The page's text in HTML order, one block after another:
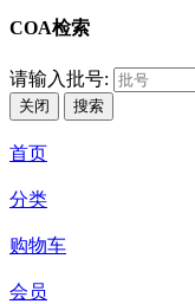
COA检索
请输入批号:
关闭 搜索
首页
分类
购物车
会员